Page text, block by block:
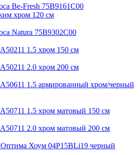
Be-Fresh 75B9161C00
хром 120 см
Natura 75B9302C00
1.5 хром 150 см
2.0 хром 200 см
1.5 армированный хром/черный
1.5 хром матовый 150 см
2.0 хром матовый 200 см
Хоум 04P15BLi19 черный